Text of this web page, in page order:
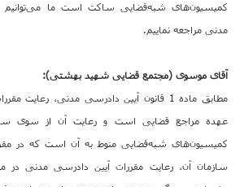
كمیسیون‌های شبه‌قضایی ساكت است ما می‌توانیم
مدنی مراجعه نماییم.
آقای موسوی (مجتمع قضایی شهید بهشتی):
مطابق ماده 1 قانون آیین دادرسی مدنی، رعایت
عهده مراجع قضایی است و رعایت آن از سوی
كمیسیون‌های شبه‌قضایی منوط به آن است كه در
سازمان آن، رعایت مقررات آیین دادرسی مدنی